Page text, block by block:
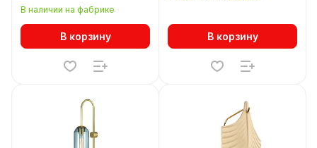
В наличии на фабрике
В корзину В корзину